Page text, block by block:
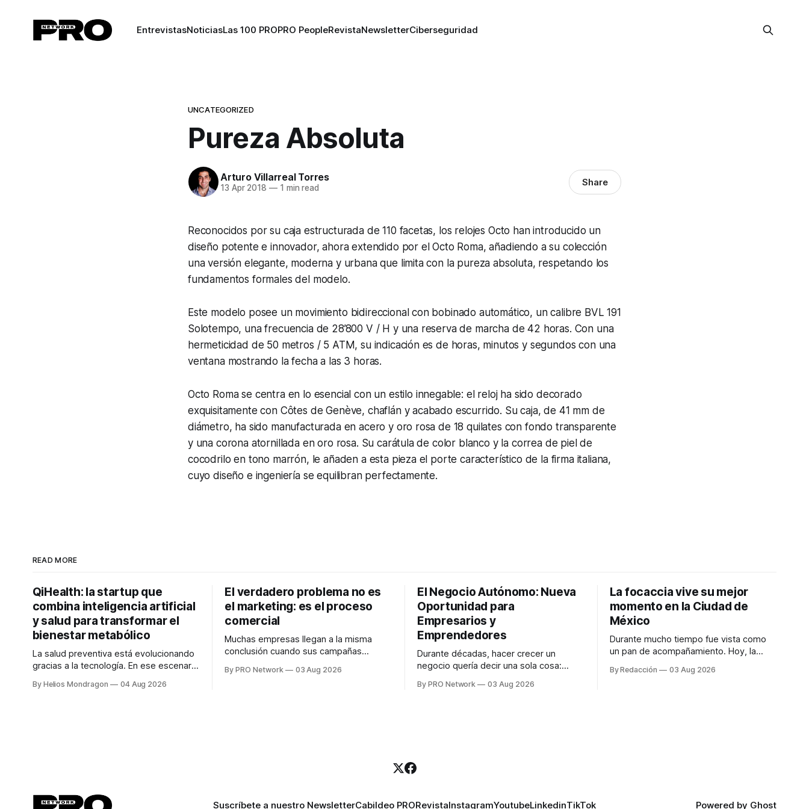
EntrevistasNoticiasLas 100 PROPRO PeopleRevistaNewsletterCiberseguridad
UNCATEGORIZED
Pureza Absoluta
Arturo Villarreal Torres
13 Apr 2018 —1 min read Share
Reconocidos por su caja estructurada de 110 facetas, los relojes Octo han introducido un
diseño potente e innovador, ahora extendido por elOcto Roma, añadiendo a su colección
una versión elegante, moderna y urbana que limita con la pureza absoluta, respetando los
fundamentos formales del modelo.
Este modelo posee un movimiento bidireccional con bobinado automático, un calibre BVL 191
Solotempo, una frecuencia de 28’800 V / H y una reserva de marcha de 42 horas. Con una
hermeticidad de 50 metros / 5 ATM, su indicación es de horas, minutos y segundos con una
ventana mostrando la fecha a las 3 horas.
Octo Romase centra en lo esencial con un estilo innegable: el reloj ha sido decorado
exquisitamente con Côtes de Genève, chaflán y acabado escurrido. Su caja, de 41 mm de
diámetro, ha sido manufacturada en acero y oro rosa de 18 quilates con fondo transparente
y una corona atornillada en oro rosa. Su carátula de color blanco y la correa de piel de
cocodrilo en tono marrón, le añaden a esta pieza el porte característico de la firma italiana,
cuyo diseño e ingeniería se equilibran perfectamente.
READ MORE
QiHealth: la startup que
combina inteligencia artificial
y salud para transformar el
bienestar metabólico
La salud preventiva está evolucionando
gracias a la tecnología. En ese escenario
desarrolla un ecosistema digital capaz
By Helios Mondragon 04 Aug 2026
El verdadero problema no es
el marketing: es el proceso
comercial
Muchas empresas llegan a la misma
conclusión cuando sus campañas
marketing no funciona". Sin embargo,
By PRO Network 03 Aug 2026
El Negocio Autónomo: Nueva
Oportunidad para
Empresarios y
Emprendedores
Durante décadas, hacer crecer un
negocio quería decir una sola cosa:
anuncios, un especialista en marketing
By PRO Network 03 Aug 2026
La focaccia vive su mejor
momento en la Ciudad de
México
Durante mucho tiempo fue vista como
un pan de acompañamiento. Hoy, la
platillos favoritos de quienes buscan
By Redacción 03 Aug 2026
Suscríbete a nuestro NewsletterCabildeo PRORevistaInstagramYoutubeLinkedinTikTok Powered by Ghost